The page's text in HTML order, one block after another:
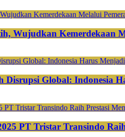
Wujudkan Kemerdekaan
Disrupsi Global: Indonesia
PT Tristar Transindo